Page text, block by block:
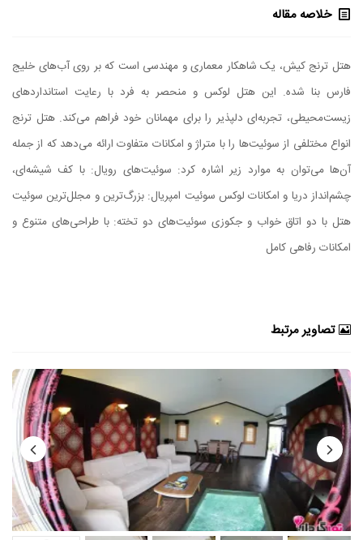
خلاصه مقاله
هتل ترنج کیش، یک شاهکار معماری و مهندسی است که بر روی آب‌های خلیج
فارس بنا شده. این هتل لوکس و منحصر به فرد با رعایت استانداردهای
زیست‌محیطی، تجربه‌ای دلپذیر را برای مهمانان خود فراهم می‌کند. هتل ترنج
انواع مختلفی از سوئیت‌ها را با متراژ و امکانات متفاوت ارائه می‌دهد که از جمله
آن‌ها می‌توان به موارد زیر اشاره کرد: سوئیت‌های رویال: با کف شیشه‌ای،
چشم‌انداز دریا و امکانات لوکس سوئیت امپریال: بزرگ‌ترین و مجلل‌ترین سوئیت
هتل با دو اتاق خواب و جکوزی سوئیت‌های دو تخته: با طراحی‌های متنوع و
امکانات رفاهی کامل
تصاویر مرتبط